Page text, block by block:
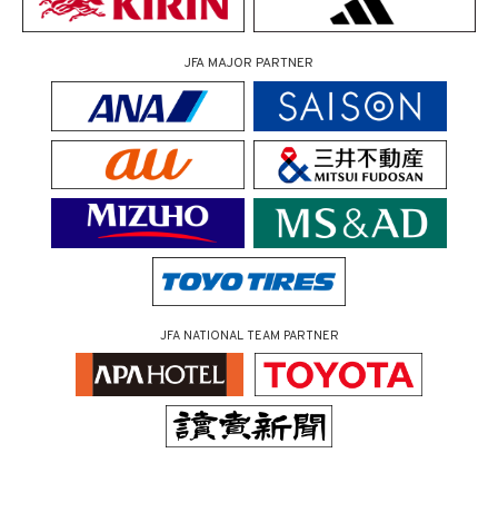
JFA MAJOR PARTNER
JFA NATIONAL TEAM PARTNER